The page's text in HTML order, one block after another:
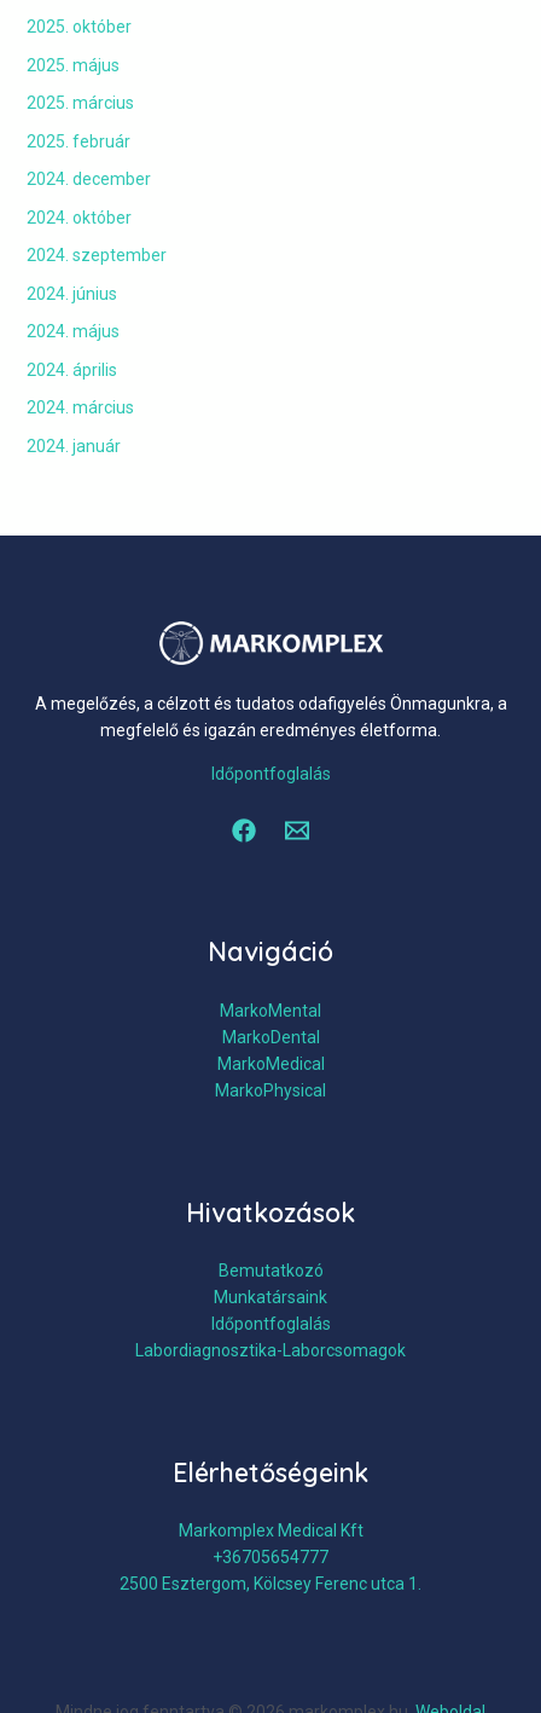
2025. október
2025. május
2025. március
2025. február
2024. december
2024. október
2024. szeptember
2024. június
2024. május
2024. április
2024. március
2024. január
A megelőzés, a célzott és tudatos odafigyelés Önmagunkra, a
megfelelő és igazán eredményes életforma.
Időpontfoglalás
Navigáció
MarkoMental
MarkoDental
MarkoMedical
MarkoPhysical
Hivatkozások
Bemutatkozó
Munkatársaink
Időpontfoglalás
Labordiagnosztika-Laborcsomagok
Elérhetőségeink
Markomplex Medical Kft
+36705654777
2500 Esztergom, Kölcsey Ferenc utca 1.